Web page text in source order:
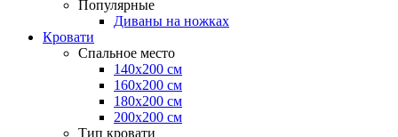
Популярные
Диваны на ножках
Кровати
Спальное место
140х200 см
160х200 см
180х200 см
200х200 см
Тип кровати